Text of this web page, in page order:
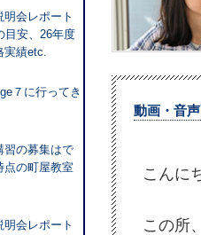
動画・音
こんに
この所
明会レポート
目安、26年度
実績etc.
７に行ってき
習の募集はで
点の町屋教室
明会レポート